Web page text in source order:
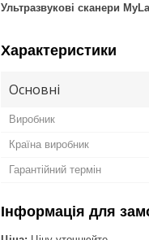
Ультразвукові сканери
Характеристики
Основні
Виробник
Країна виробник
Гарантійний термін
Інформація для